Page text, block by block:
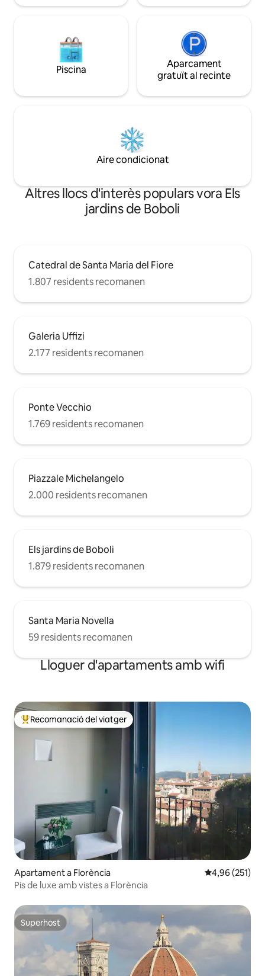
Piscina
Aparcament
gratuït al recinte
Aire condicionat
Altres llocs d'interès populars vora Els
jardins de Boboli
Catedral de Santa Maria del Fiore
1.807 residents recomanen
Galeria Uffizi
2.177 residents recomanen
Ponte Vecchio
1.769 residents recomanen
Piazzale Michelangelo
2.000 residents recomanen
Els jardins de Boboli
1.879 residents recomanen
Santa Maria Novella
59 residents recomanen
Lloguer d'apartaments amb wifi
Principals recomanacions dels viatgers
Recomanació del viatger
Apartament a Florència 4,96 de
4,96 (251)
Pis de luxe amb vistes a Florència
Superhost
Superhost